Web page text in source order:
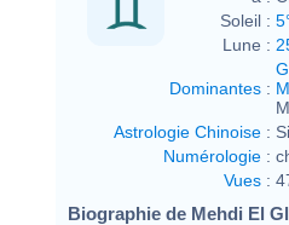
Soleil :
Lune :
Dominantes :
Astrologie Chinoise :
Numérologie :
Vues :
Biographie de Mehdi El